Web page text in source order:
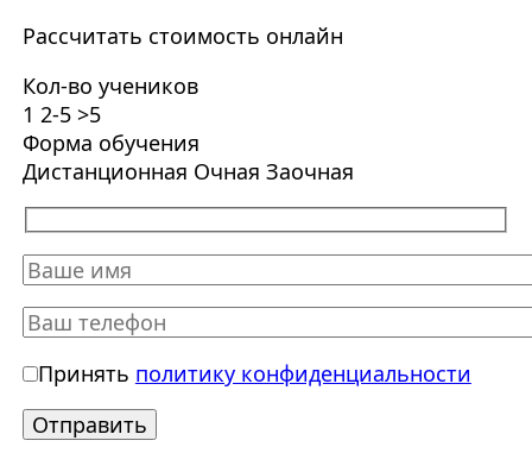
Рассчитать стоимость онлайн
Кол-во учеников
1 2-5 >5
Форма обучения
Дистанционная Очная Заочная
Принять политику конфиденциальности